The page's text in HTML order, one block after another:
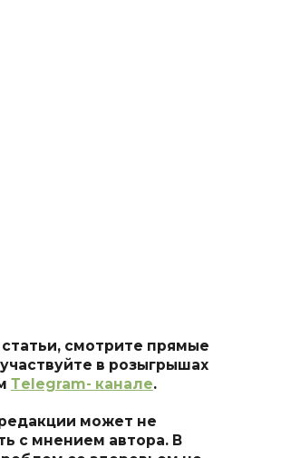
смотрите прямые
в розыгрышах
Тelegram- канале.
может не
с мнением автора. В